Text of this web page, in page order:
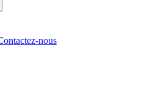
nous